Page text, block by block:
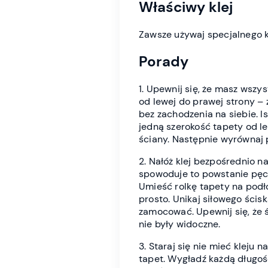
Właściwy klej
Zawsze używaj specjalnego
Porady
1. Upewnij się, że masz
od lewej do prawej strony –
bez zachodzenia na siebie.
jedną szerokość tapety od
ściany. Następnie wyrównaj
2. Nałóż klej bezpośrednio
spowoduje to powstanie
Umieść rolkę tapety na
prosto. Unikaj siłowego
zamocować. Upewnij się,
nie były widoczne.
3. Staraj się nie mieć kleju
tapet. Wygładź każdą